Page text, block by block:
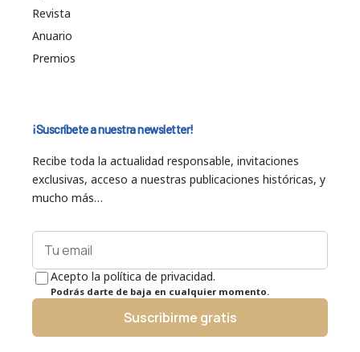
Revista
Anuario
Premios
¡Suscríbete a nuestra newsletter!
Recibe toda la actualidad responsable, invitaciones
exclusivas, acceso a nuestras publicaciones históricas, y
mucho más…
Acepto la política de privacidad.
Podrás darte de baja en cualquier momento.
Suscribirme gratis